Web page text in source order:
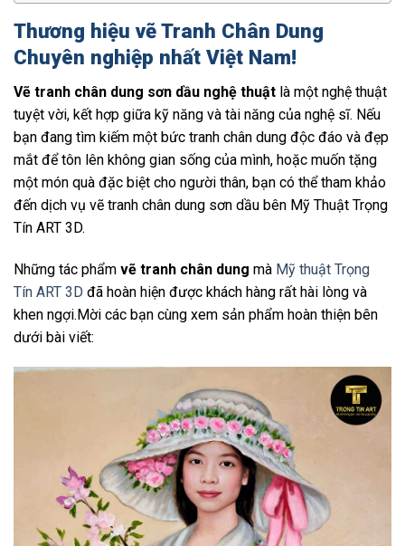
Thương hiệu vẽ Tranh Chân Dung
Chuyên nghiệp nhất Việt Nam!
Vẽ tranh chân dung sơn dầu nghệ thuật là một nghệ thuật
tuyệt vời, kết hợp giữa kỹ năng và tài năng của nghệ sĩ. Nếu
bạn đang tìm kiếm một bức tranh chân dung độc đáo và đẹp
mắt để tôn lên không gian sống của mình, hoặc muốn tặng
một món quà đặc biệt cho người thân, bạn có thể tham khảo
đến dịch vụ vẽ tranh chân dung sơn dầu bên Mỹ Thuật Trọng
Tín ART 3D.
Những tác phẩm vẽ tranh chân dung mà Mỹ thuật Trọng
Tín ART 3D đã hoàn hiện được khách hàng rất hài lòng và
khen ngợi.Mời các bạn cùng xem sản phẩm hoàn thiện bên
dưới bài viết: